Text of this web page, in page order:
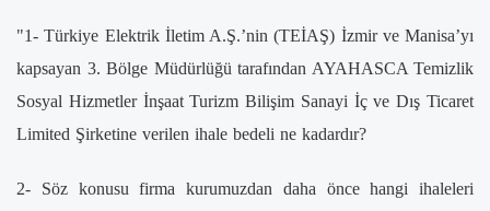
"1- Türkiye Elektrik İletim A.Ş.’nin (TEİAŞ) İzmir ve Manisa’yı
kapsayan 3. Bölge Müdürlüğü tarafından AYAHASCA Temizlik
Sosyal Hizmetler İnşaat Turizm Bilişim Sanayi İç ve Dış Ticaret
Limited Şirketine verilen ihale bedeli ne kadardır?
2- Söz konusu firma kurumuzdan daha önce hangi ihaleleri